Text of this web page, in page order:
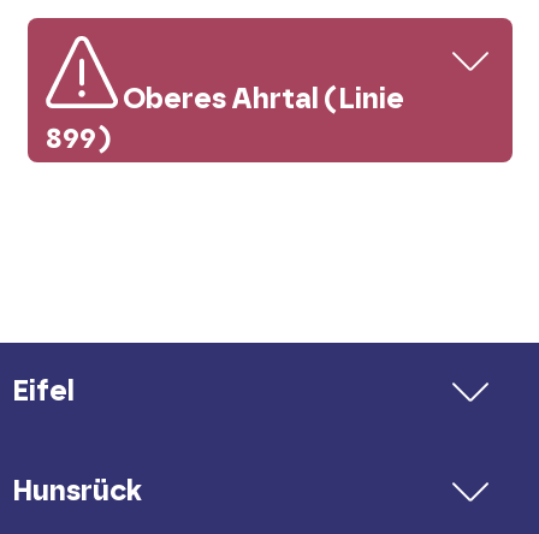
Oberes Ahrtal (Linie
899)
Rotweinstraße ersatzlos bis zum
Eifel
Hunsrück